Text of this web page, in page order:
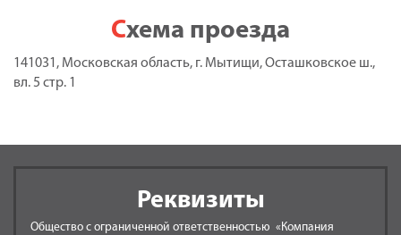
Схема проезда
141031, Московская область, г. Мытищи, Осташковское ш.,
вл. 5 стр. 1
Реквизиты
Общество с ограниченной ответственностью «Компания